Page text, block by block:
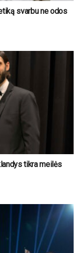
svarbu ne odos
tikra meilės